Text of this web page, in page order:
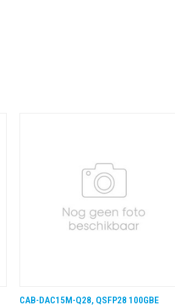
QUICK VIEW KLIK & BESTEL
CAB-DAC15M-Q28, QSFP28 100GBE